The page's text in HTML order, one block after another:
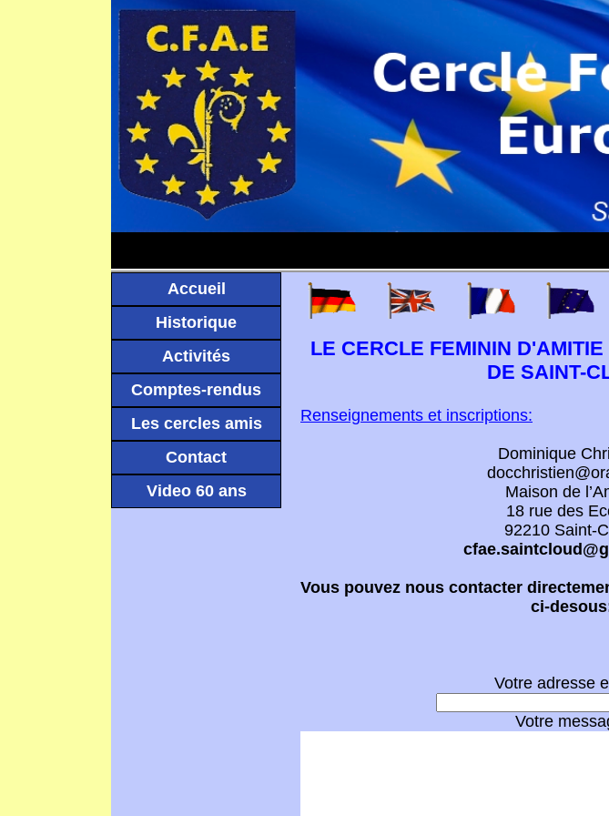
Accueil
Historique
Activités
Comptes-rendus
Les cercles amis
Contact
Video 60 ans
LE CERCLE FEMININ
DE SAINT-
Renseignements et inscriptions:
Dominique
Maison de
18 rue des
92210 Saint-
Vous pouvez nous contacter
ci-
Votre adresse
Votre